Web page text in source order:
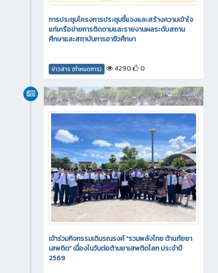
การประชุมโครงการประชุมชี้แจงและสร้างความเข้าใจ
แก่เครือข่ายการติดตามและรายงานผลระดับสถาน
ศึกษาและสถาบันการอาชีวศึกษา
ข่าวสาร (กำหนดการ) 4290 0
1 เดือน ที่ผ่านมา
กิจกรรมภายใน
เข้าร่วมกิจกรรมเดินรณรงค์ “รวมพลังไทย ต้านภัยยา
เสพติด” เนื่องในวันต่อต้านยาเสพติดโลก ประจำปี
2569